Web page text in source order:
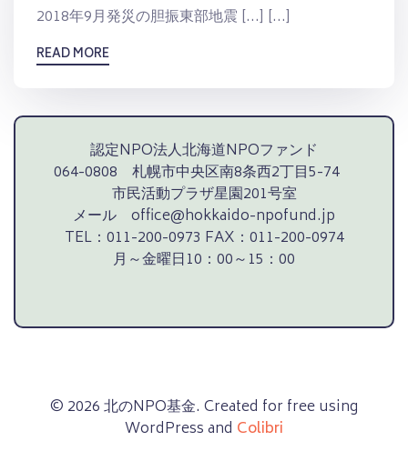
2018年9月発災の胆振東部地震 […] […]
READ MORE
認定NPO法人北海道NPOファンド
064-0808 札幌市中央区南8条西2丁目5-74
市民活動プラザ星園201号室
メール office@hokkaido-npofund.jp
TEL：011-200-0973 FAX：011-200-0974
月～金曜日10：00～15：00
© 2026 北のNPO基金. Created for free using
WordPress and Colibri